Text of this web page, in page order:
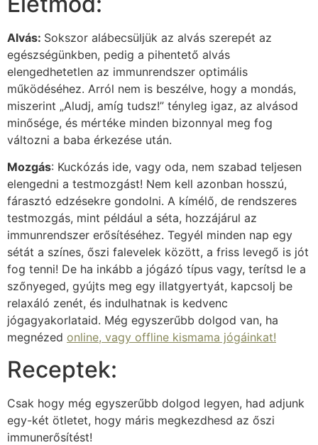
Alvás: Sokszor alábecsüljük az alvás szerepét az
egészségünkben, pedig a pihentető alvás
elengedhetetlen az immunrendszer optimális
működéséhez. Arról nem is beszélve, hogy a mondás,
miszerint „Aludj, amíg tudsz!” tényleg igaz, az alvásod
minősége, és mértéke minden bizonnyal meg fog
változni a baba érkezése után.
Mozgás: Kuckózás ide, vagy oda, nem szabad teljesen
elengedni a testmozgást! Nem kell azonban hosszú,
fárasztó edzésekre gondolni. A kímélő, de rendszeres
testmozgás, mint például a séta, hozzájárul az
immunrendszer erősítéséhez. Tegyél minden nap egy
sétát a színes, őszi falevelek között, a friss levegő is jót
fog tenni! De ha inkább a jógázó típus vagy, terítsd le a
szőnyeged, gyújts meg egy illatgyertyát, kapcsolj be
relaxáló zenét, és indulhatnak is kedvenc
jógagyakorlataid. Még egyszerűbb dolgod van, ha
megnézed online, vagy offline kismama jógáinkat!
Receptek:
Csak hogy még egyszerűbb dolgod legyen, had adjunk
egy-két ötletet, hogy máris megkezdhesd az őszi
immunerősítést!